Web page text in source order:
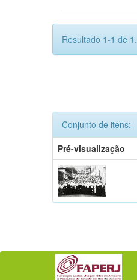
Resultado 1-1 de 1.
Conjunto de itens:
Pré-visualização